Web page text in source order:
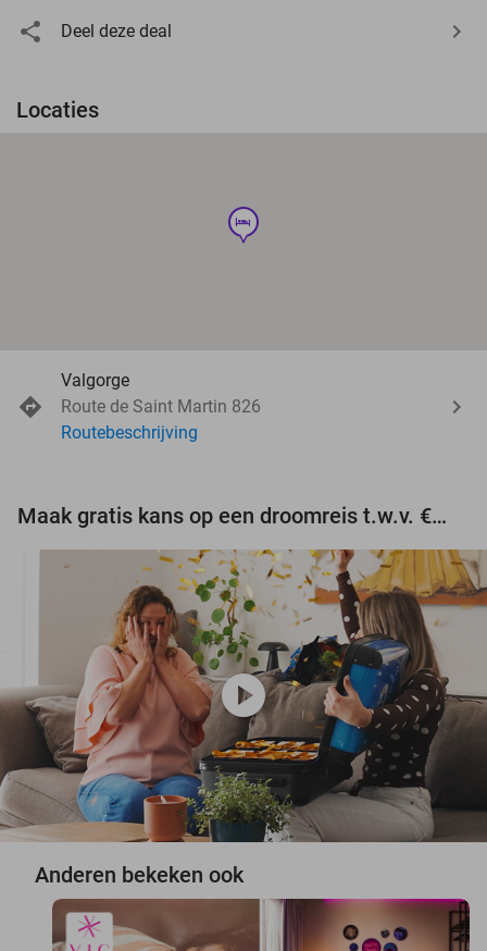
Deel deze deal
Locaties
hotel
Valgorge
Route de Saint Martin 826
Routebeschrijving
Maak gratis kans op een droomreis t.w.v. €3.000!
play_circle
Anderen bekeken ook